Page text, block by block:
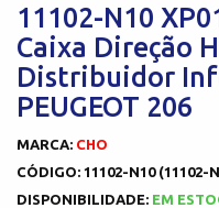
11102-N10
Caixa Direção
Distribuidor
PEUGEOT 206
MARCA: CHO
CÓDIGO: 11102-N10 (11102-
DISPONIBILIDADE: EM